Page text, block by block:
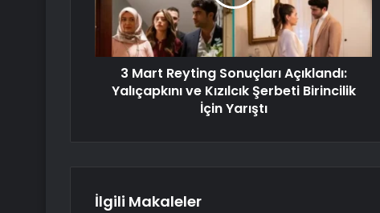
3 Mart Reyting Sonuçları Açıklandı:
Yalıçapkını ve Kızılcık Şerbeti Birincilik
İçin Yarıştı
İlgili Makaleler